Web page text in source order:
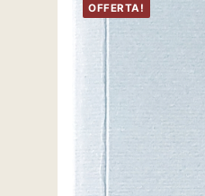
OFFERTA!